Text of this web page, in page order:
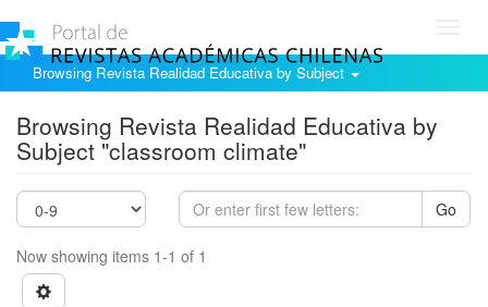
Browsing Revista Realidad Educativa by Subject
Browsing Revista Realidad Educativa by
Subject "classroom climate"
Go
Now showing items 1-1 of 1